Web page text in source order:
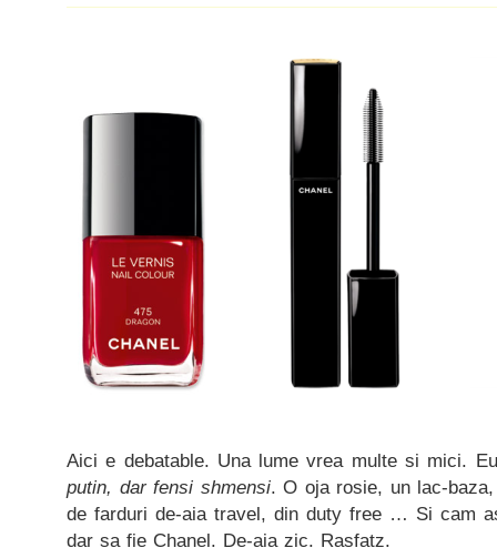
Aici e debatable. Una lume vrea multe si mici.
putin, dar fensi shmensi. O oja rosie, un lac-
de farduri de-aia travel, din duty free … Si cam
dar sa fie Chanel. De-aia zic. Rasfatz.